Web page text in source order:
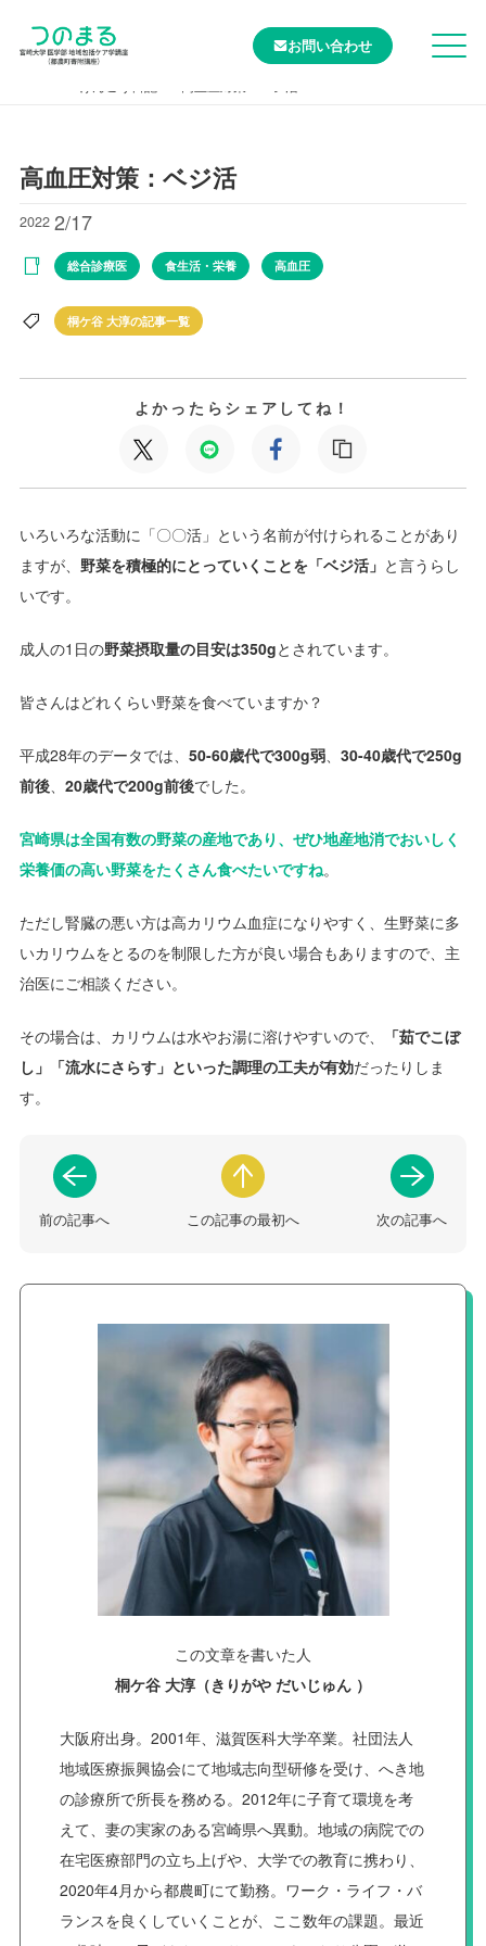
お問い合わせ
高血圧対策：ベジ活
2022 2/17
総合診療医 食生活・栄養 高血圧
桐ケ谷 大淳の記事一覧
よかったらシェアしてね！
いろいろな活動に「〇〇活」という名前が付けられることがあり
ますが、 野菜を積極的にとっていくことを「ベジ活」 と言うらし
いです。
成人の1日の野菜摂取量の目安は350gとされています。
皆さんはどれくらい野菜を食べていますか？
平成28年のデータでは、 50-60歳代で300g弱、 30-40歳代で250g
前後、 20歳代で200g前後でした。
宮崎県は全国有数の野菜の産地であり、ぜひ地産地消でおいしく
栄養価の高い野菜をたくさん食べたいですね。
ただし腎臓の悪い方は高カリウム血症になりやすく、生野菜に多
いカリウムをとるのを制限した方が良い場合もありますので、主
治医にご相談ください。
その場合は、カリウムは水やお湯に溶けやすいので、
「茹でこぼ
し」「流水にさらす」といった調理の工夫が有効だったりしま
す。
前の記事へ この記事の最初へ 次の記事へ
この文章を書いた人
桐ケ谷 大淳（きりがや だいじゅん ）
大阪府出身。2001年、滋賀医科大学卒業。社団法人
地域医療振興協会にて地域志向型研修を受け、へき地
の診療所で所長を務める。2012年に子育て環境を考
えて、妻の実家のある宮崎県へ異動。地域の病院での
在宅医療部門の立ち上げや、大学での教育に携わり、
2020年4月から都農町にて勤務。ワーク・ライフ・バ
ランスを良くしていくことが、ここ数年の課題。最近